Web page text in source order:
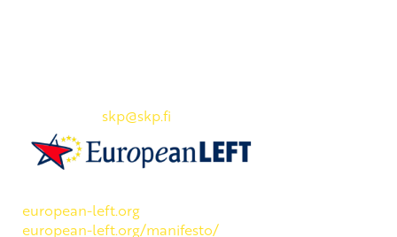
skp@skp.fi
european-left.org
european-left.org/manifesto/